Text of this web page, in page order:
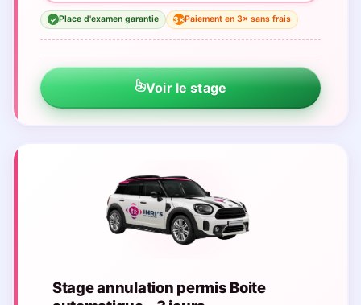
✓ Place d'examen garantie 3×Paiement en 3× sans frais
Voir le stage
Stage annulation permis Boite